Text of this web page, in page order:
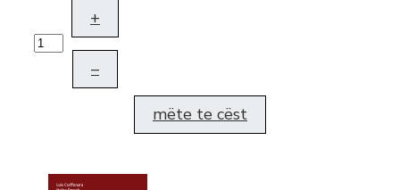
+
–
mëte te cëst